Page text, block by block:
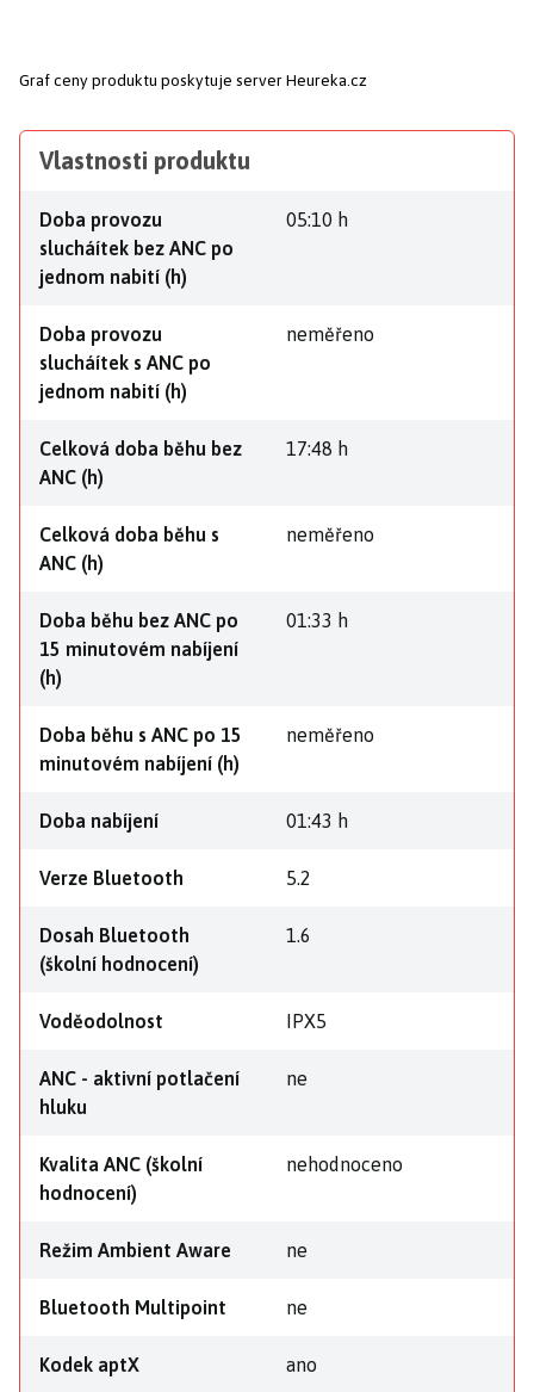
Graf ceny produktu poskytuje server Heureka.cz
Vlastnosti produktu
Doba provozu
slucháítek bez ANC po
jednom nabití (h)
05:10 h
Doba provozu
slucháítek s ANC po
jednom nabití (h)
neměřeno
Celková doba běhu bez
ANC (h)
17:48 h
Celková doba běhu s
ANC (h)
neměřeno
Doba běhu bez ANC po
15 minutovém nabíjení
(h)
01:33 h
Doba běhu s ANC po 15
minutovém nabíjení (h)
neměřeno
Doba nabíjení 01:43 h
Verze Bluetooth 5.2
Dosah Bluetooth
(školní hodnocení)
1.6
Voděodolnost IPX5
ANC - aktivní potlačení
hluku
ne
Kvalita ANC (školní
hodnocení)
nehodnoceno
Režim Ambient Aware ne
Bluetooth Multipoint ne
Kodek aptX ano